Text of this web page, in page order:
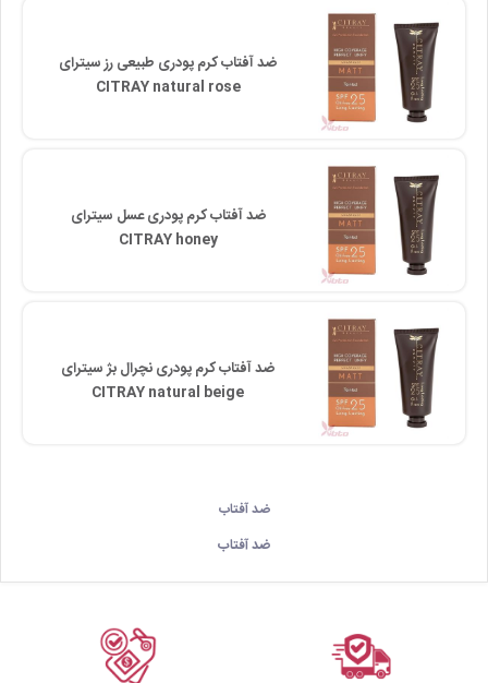
ضد آفتاب کرم پودری طبیعی رز سیترای
CITRAY natural rose
ضد آفتاب کرم پودری عسل سیترای
CITRAY honey
ضد آفتاب کرم پودری نچرال بژ سیترای
CITRAY natural beige
ضد آفتاب
ضد آفتاب